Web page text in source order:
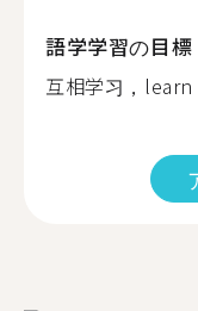
語学学習の目標
互相学习，